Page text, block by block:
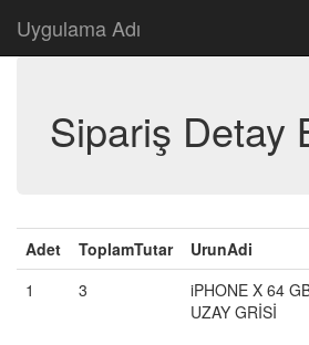
Uygulama Adı
Sipariş Detay
Adet ToplamTutar
UrunAdi
1
3
iPHONE X 64
UZAY GRİSİ